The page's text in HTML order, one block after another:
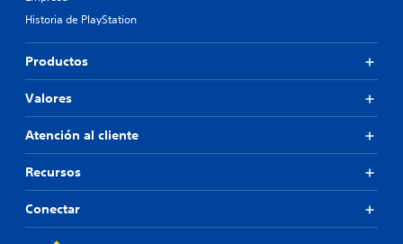
Historia de PlayStation
Productos
Valores
Atención al cliente
Recursos
Conectar